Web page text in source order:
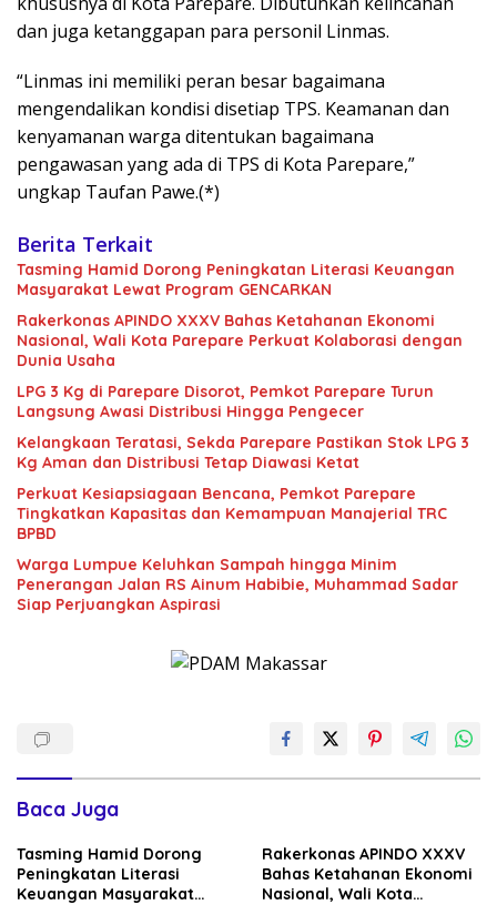
dan juga ketanggapan para personil Linmas.
“Linmas ini memiliki peran besar bagaimana
mengendalikan kondisi disetiap TPS. Keamanan dan
kenyamanan warga ditentukan bagaimana
pengawasan yang ada di TPS di Kota Parepare,”
ungkap Taufan Pawe.(*)
Berita Terkait
Tasming Hamid Dorong Peningkatan Literasi Keuangan
Masyarakat Lewat Program GENCARKAN
Rakerkonas APINDO XXXV Bahas Ketahanan Ekonomi
Nasional, Wali Kota Parepare Perkuat Kolaborasi dengan
Dunia Usaha
LPG 3 Kg di Parepare Disorot, Pemkot Parepare Turun
Langsung Awasi Distribusi Hingga Pengecer
Kelangkaan Teratasi, Sekda Parepare Pastikan Stok LPG 3
Kg Aman dan Distribusi Tetap Diawasi Ketat
Perkuat Kesiapsiagaan Bencana, Pemkot Parepare
Tingkatkan Kapasitas dan Kemampuan Manajerial TRC
BPBD
Warga Lumpue Keluhkan Sampah hingga Minim
Penerangan Jalan RS Ainum Habibie, Muhammad Sadar
Siap Perjuangkan Aspirasi
Baca Juga
Tasming Hamid Dorong
Peningkatan Literasi
Keuangan Masyarakat
Rakerkonas APINDO XXXV
Bahas Ketahanan Ekonomi
Nasional, Wali Kota